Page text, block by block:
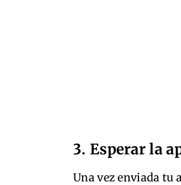
3. Esperar la
Una vez enviada tu